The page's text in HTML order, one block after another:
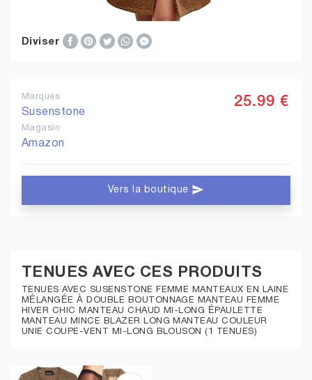
Diviser
Marques
Susenstone
Magasin
Amazon
25.99 €
Vers la boutique
TENUES AVEC CES PRODUITS
TENUES AVEC SUSENSTONE FEMME MANTEAUX EN LAINE
MÉLANGÉE À DOUBLE BOUTONNAGE MANTEAU FEMME
HIVER CHIC MANTEAU CHAUD MI-LONG ÉPAULETTE
MANTEAU MINCE BLAZER LONG MANTEAU COULEUR
UNIE COUPE-VENT MI-LONG BLOUSON (1 TENUES)